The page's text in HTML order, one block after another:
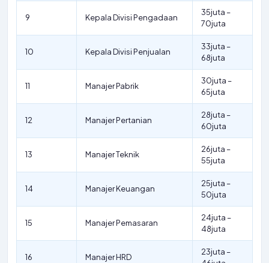
9 Kepala Divisi Pengadaan
35juta –
70juta
10 Kepala Divisi Penjualan
33juta –
68juta
11 Manajer Pabrik
30juta –
65juta
12 Manajer Pertanian
28juta –
60juta
13 Manajer Teknik
26juta –
55juta
14 Manajer Keuangan
25juta –
50juta
15 Manajer Pemasaran
24juta –
48juta
16 Manajer HRD
23juta –